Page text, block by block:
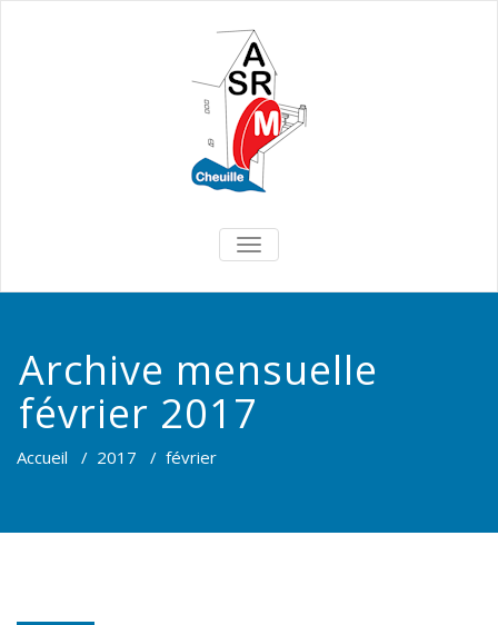
TOGGLE
NAVIGATION
Archive mensuelle
février 2017
Accueil / 2017 / février